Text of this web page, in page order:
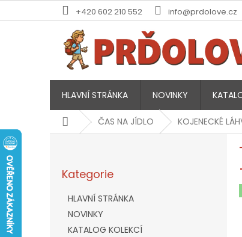
+420 602 210 552 info@prdolove.cz
HLAVNÍ STRÁNKA NOVINKY
DomůČAS NA JÍDLO KOJENECKÉ
kategorie
Kategorie
HLAVNÍ STRÁNKA
NOVINKY
KATALOG KOLEKCÍ